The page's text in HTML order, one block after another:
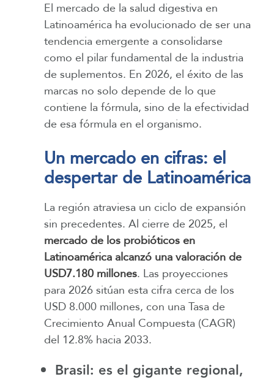
El mercado de la salud digestiva en
Latinoamérica ha evolucionado de ser una
tendencia emergente a consolidarse
como el pilar fundamental de la industria
de suplementos. En 2026, el éxito de las
marcas no solo depende de lo que
contiene la fórmula, sino de la efectividad
de esa fórmula en el organismo.
Un mercado en cifras: el
despertar de Latinoamérica
La región atraviesa un ciclo de expansión
sin precedentes. Al cierre de 2025, el
mercado de los probióticos en
Latinoamérica alcanzó una valoración de
USD7.180 millones. Las proyecciones
para 2026 sitúan esta cifra cerca de los
USD 8.000 millones, con una Tasa de
Crecimiento Anual Compuesta (CAGR)
del 12.8% hacia 2033.
Brasil: es el gigante regional,